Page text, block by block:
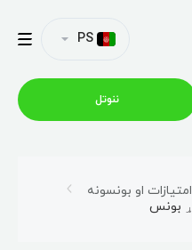
PS
ننوتل
امتیازات او بونسونه